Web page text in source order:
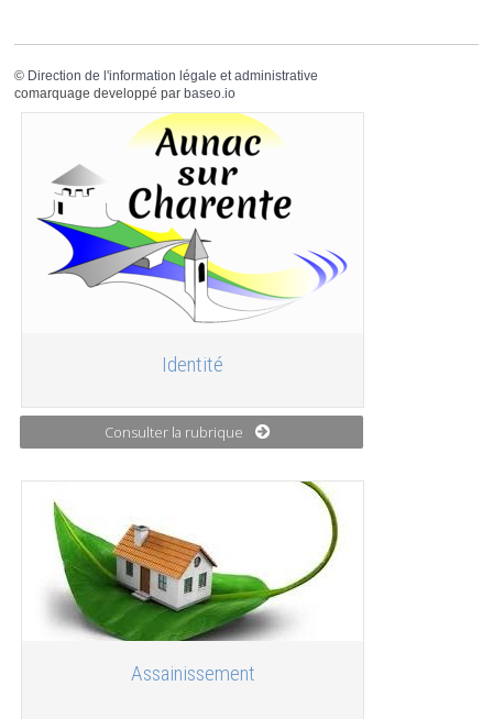
© Direction de l'information légale et administrative
comarquage developpé par baseo.io
Identité
Consulter la rubrique
Assainissement